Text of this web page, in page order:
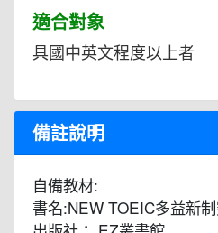
適合對象
具國中英文程度以上者
備註說明
自備教材:
書名:NEW TOEIC多益新